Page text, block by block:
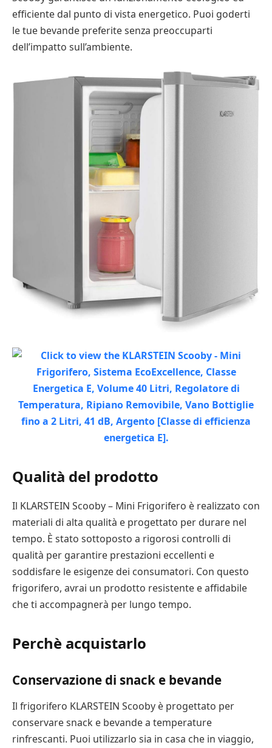
efficiente dal punto di vista energetico. Puoi goderti
le tue bevande preferite senza preoccuparti
dell’impatto sull’ambiente.
Qualità del prodotto
Il KLARSTEIN Scooby – Mini Frigorifero è realizzato con
materiali di alta qualità e progettato per durare nel
tempo. È stato sottoposto a rigorosi controlli di
qualità per garantire prestazioni eccellenti e
soddisfare le esigenze dei consumatori. Con questo
frigorifero, avrai un prodotto resistente e affidabile
che ti accompagnerà per lungo tempo.
Perchè acquistarlo
Conservazione di snack e bevande
Il frigorifero KLARSTEIN Scooby è progettato per
conservare snack e bevande a temperature
rinfrescanti. Puoi utilizzarlo sia in casa che in viaggio,